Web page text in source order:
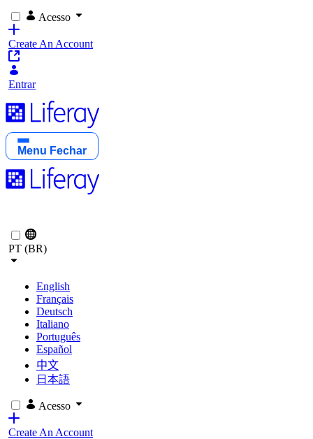
Acesso
Create An Account
Entrar
Menu Fechar
PT (BR)
English
Français
Deutsch
Italiano
Português
Español
中文
日本語
Acesso
Create An Account